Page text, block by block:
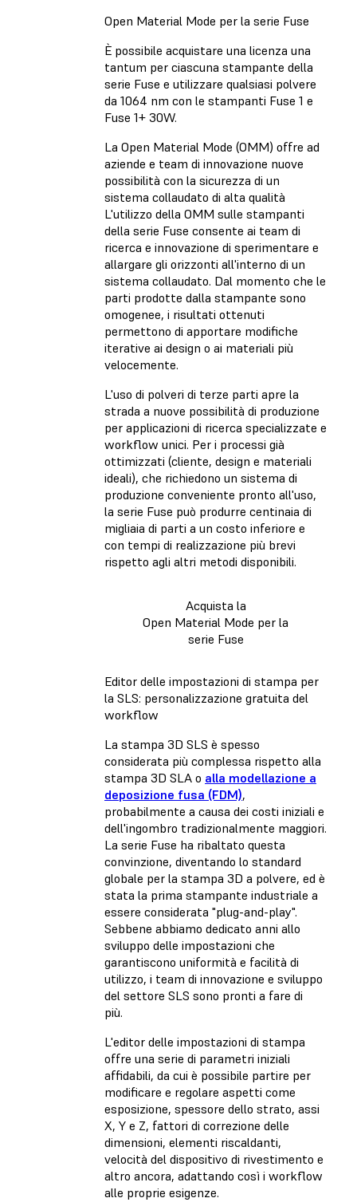
Open Material Mode per la serie Fuse
È possibile acquistare una licenza una
tantum per ciascuna stampante della
serie Fuse e utilizzare qualsiasi polvere
da 1064 nm con le stampanti Fuse 1 e
Fuse 1+ 30W.
La Open Material Mode (OMM) offre ad
aziende e team di innovazione nuove
possibilità con la sicurezza di un
sistema collaudato di alta qualità
L'utilizzo della OMM sulle stampanti
della serie Fuse consente ai team di
ricerca e innovazione di sperimentare e
allargare gli orizzonti all'interno di un
sistema collaudato. Dal momento che le
parti prodotte dalla stampante sono
omogenee, i risultati ottenuti
permettono di apportare modifiche
iterative ai design o ai materiali più
velocemente.
L'uso di polveri di terze parti apre la
strada a nuove possibilità di produzione
per applicazioni di ricerca specializzate e
workflow unici. Per i processi già
ottimizzati (cliente, design e materiali
ideali), che richiedono un sistema di
produzione conveniente pronto all'uso,
la serie Fuse può produrre centinaia di
migliaia di parti a un costo inferiore e
con tempi di realizzazione più brevi
rispetto agli altri metodi disponibili.
Acquista la
Open Material Mode per la
serie Fuse
Editor delle impostazioni di stampa per
la SLS: personalizzazione gratuita del
workflow
La stampa 3D SLS è spesso
considerata più complessa rispetto alla
stampa 3D SLA o alla modellazione a
deposizione fusa (FDM),
probabilmente a causa dei costi iniziali e
dell'ingombro tradizionalmente maggiori.
La serie Fuse ha ribaltato questa
convinzione, diventando lo standard
globale per la stampa 3D a polvere, ed è
stata la prima stampante industriale a
essere considerata "plug-and-play".
Sebbene abbiamo dedicato anni allo
sviluppo delle impostazioni che
garantiscono uniformità e facilità di
utilizzo, i team di innovazione e sviluppo
del settore SLS sono pronti a fare di
più.
L'editor delle impostazioni di stampa
offre una serie di parametri iniziali
affidabili, da cui è possibile partire per
modificare e regolare aspetti come
esposizione, spessore dello strato, assi
X, Y e Z, fattori di correzione delle
dimensioni, elementi riscaldanti,
velocità del dispositivo di rivestimento e
altro ancora, adattando così i workflow
alle proprie esigenze.